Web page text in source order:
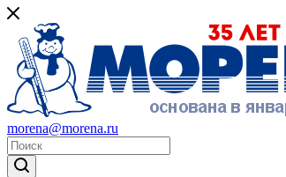
morena@morena.ru